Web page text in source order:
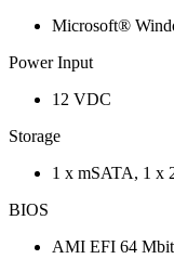
Microsoft®
Power Input
12 VDC
Storage
1 x mSATA, 1 x
BIOS
AMI EFI 64